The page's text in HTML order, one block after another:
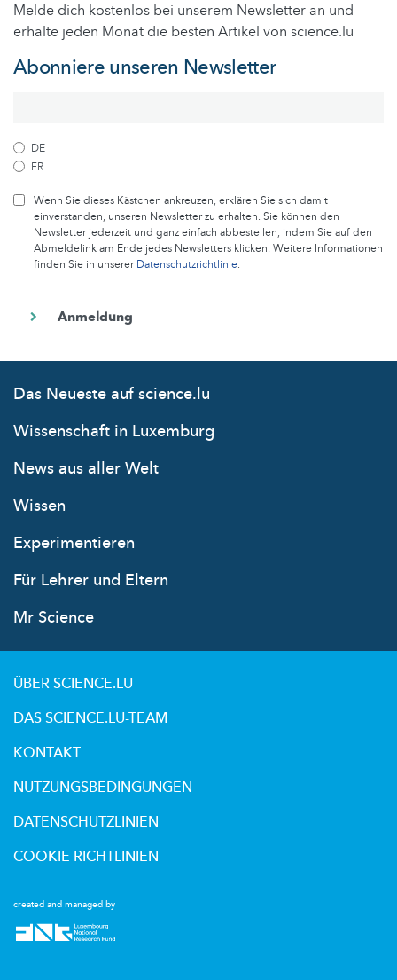
Melde dich kostenlos bei unserem Newsletter an und
erhalte jeden Monat die besten Artikel von science.lu
Abonniere unseren Newsletter
DE
FR
Wenn Sie dieses Kästchen ankreuzen, erklären Sie sich damit
einverstanden, unseren Newsletter zu erhalten. Sie können den
Newsletter jederzeit und ganz einfach abbestellen, indem Sie auf den
Abmeldelink am Ende jedes Newsletters klicken. Weitere Informationen
finden Sie in unsererDatenschutzrichtlinie.
Das Neueste auf science.lu
Wissenschaft in Luxemburg
News aus aller Welt
Wissen
Experimentieren
Für Lehrer und Eltern
Mr Science
created and managed by
ÜBER SCIENCE.LU
DAS SCIENCE.LU-TEAM
KONTAKT
NUTZUNGSBEDINGUNGEN
DATENSCHUTZLINIEN
COOKIE RICHTLINIEN